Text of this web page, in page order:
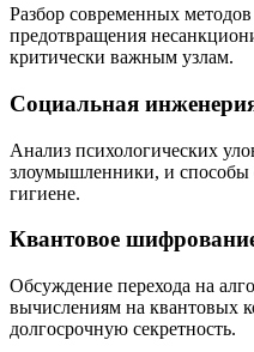
Разбор современных
предотвращения
критически важным узлам.
Социальная
Анализ психологических
злоумышленники, и способы
гигиене.
Квантовое
Обсуждение перехода на
вычислениям на квантовых
долгосрочную секретность.